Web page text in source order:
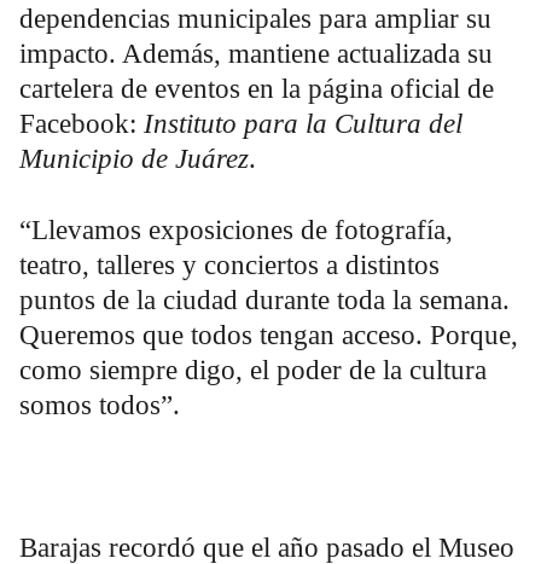
dependencias municipales para ampliar su
impacto. Además, mantiene actualizada su
cartelera de eventos en la página oficial de
Facebook: Instituto para la Cultura del
Municipio de Juárez.
“Llevamos exposiciones de fotografía,
teatro, talleres y conciertos a distintos
puntos de la ciudad durante toda la semana.
Queremos que todos tengan acceso. Porque,
como siempre digo, el poder de la cultura
somos todos”.
Barajas recordó que el año pasado el Museo